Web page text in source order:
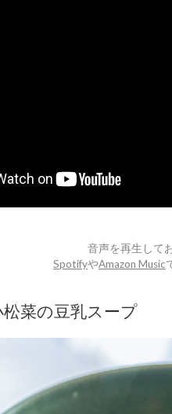
音声を再生して
SpotifyやAmazon Music
菜の豆乳スープ